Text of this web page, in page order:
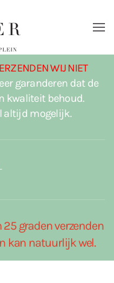
WIJ NIET
garanderen dat de
kwaliteit behoud.
altijd mogelijk.
graden verzenden
kan natuurlijk wel.